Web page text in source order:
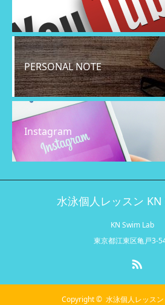
PERSONAL NOTE
Instagram
水泳個人レッスン
KN Swim Lab
東京都江東区亀戸3-
Copyright © 水泳個人レッス